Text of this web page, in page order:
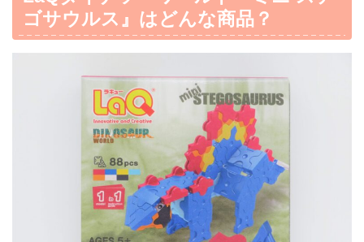
ゴサウルス』 はどんな商品？